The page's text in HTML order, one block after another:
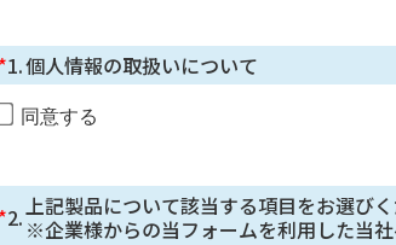
個人情報の委託について
個⼈情報の取り扱いを外部に委託する場合は、
取得した個⼈情報の開⽰等に応じる問合
本⼈からの請求等により、当社が本件により取得
*1.個人情報の取扱いについて
同意する
*2. 上記製品について該当する項目をお選びく
※企業様からの当フォームを利用した当